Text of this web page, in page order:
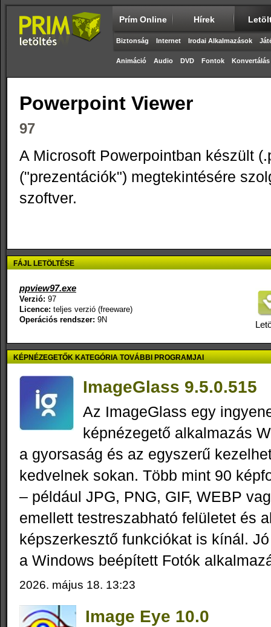
Prím Online Hírek
Biztonság Internet Irodai Alkalmazások
Animáció Audio DVD Fontok Konvertálás
Powerpoint Viewer
97
A Microsoft Powerpointban készült
("prezentációk") megtekintésére
szoftver.
FÁJL LETÖLTÉSE
ppview97.exe
Verzió: 97
Licence: teljes verzió (freeware)
Operációs rendszer: 9N
KÉPNÉZEGETŐK KATEGÓRIA TOVÁBBI PROGRAMJAI
ImageGlass 9.5.0.515
Az ImageGlass egy
képnézegető alkalmazás
a gyorsaság és az egyszerű
kedvelnek sokan. Több mint 90
– például JPG, PNG, GIF, WEBP
emellett testreszabható felületet és
képszerkesztő funkciókat is kínál.
a Windows beépített Fotók
2026. május 18. 13:23
Image Eye 10.0